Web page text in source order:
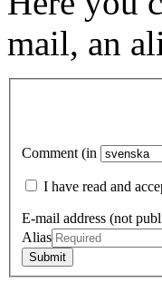
mail, an
Comment (in
I have read and
E-mail address (not
Alias